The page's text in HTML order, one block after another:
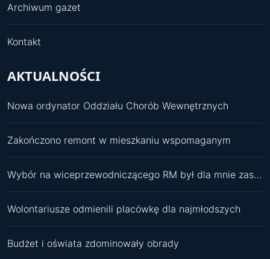
Archiwum gazet
Kontakt
AKTUALNOŚCI
Nowa ordynator Oddziału Chorób Wewnętrznych
Zakończono remont w mieszkaniu wspomaganym
Wybór na wiceprzewodniczącego RM był dla mnie zaskoczeniem
Wolontariusze odmienili placówkę dla najmłodszych
Budżet i oświata zdominowały obrady